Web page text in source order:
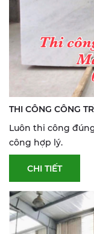
THI CÔNG CÔNG
GIANG
Luôn thi công
công hợp lý.
CHI TIẾT